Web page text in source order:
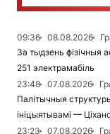
09:36 08.08.2026
За тыдзень фізічныя
251 электрамабіль
23:48
07.08.2026
Палітычныя
ініцыятывамі —
23:23
07.08.2026